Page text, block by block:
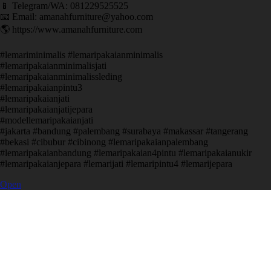
📱 Telegram/WA: 081229525525
📧 Email: amanahfurniture@yahoo.com
🌎 https://www.amanahfurniture.com
#lemariminimalis #lemaripakaianminimalis
#lemaripakaianminimalisjati
#lemaripakaianminimalissleding
#lemaripakaianpintu3
#lemaripakaianjati
#lemaripakaianjatijepara
#modellemaripakaianjati
#jakarta #bandung #palembang #surabaya #makassar #tangerang
#bekasi #cibubur #cibinong #lemaripakaianpalembang
#lemaripakaianbandung #lemaripakaian4pintu #lemaripakaianukir
#lemaripakaianjepara #lemarijati #lemaripintu4 #lemarijepara
Open